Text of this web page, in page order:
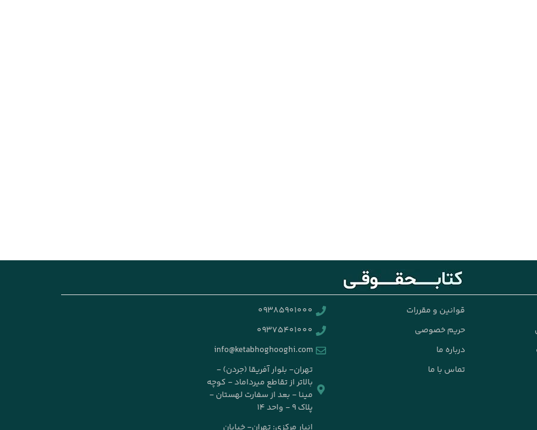
قوانین و مقررات
حریم خصوصی
درباره ما
تماس با ما
09385901000
09375401000
info@ketabhoghooghi.com
تهران- بلوار آفریقا (جردن) -
بالاتر از تقاطع میرداماد - کوچه
مینا - بعد از سفارت لهستان -
پلاک ۹ - واحد ۱۴